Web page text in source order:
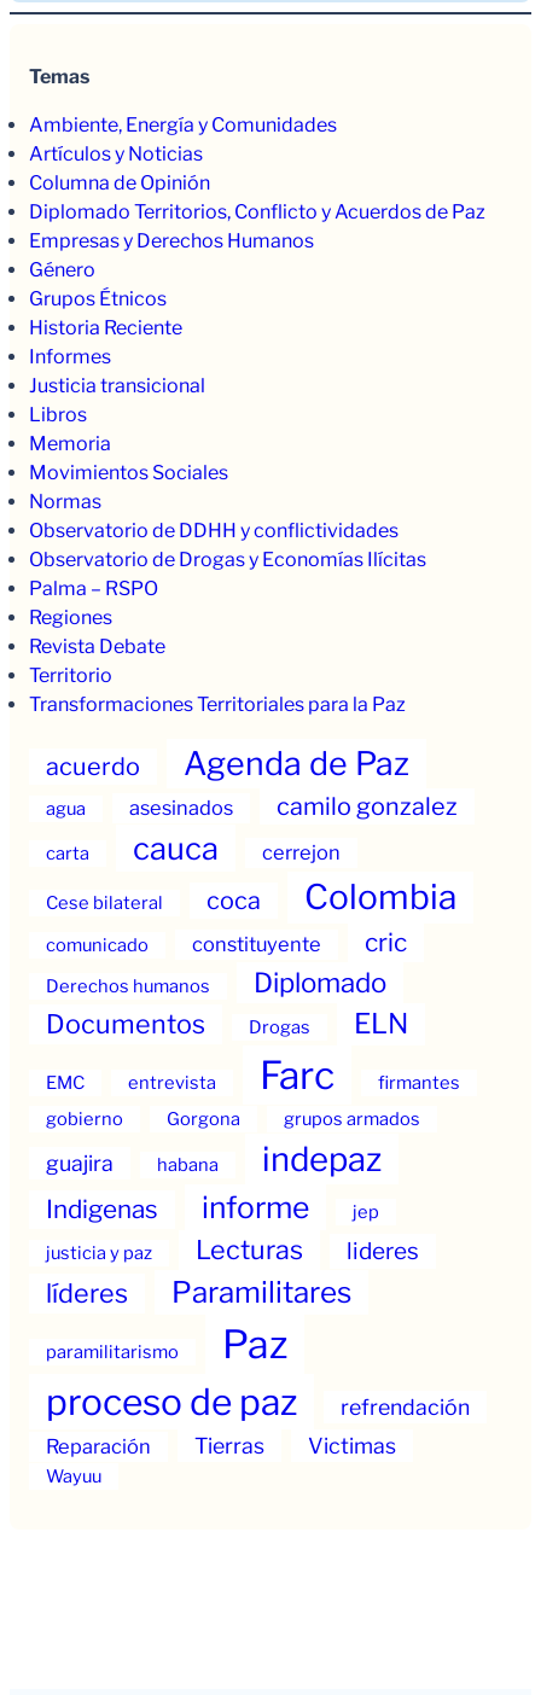
Temas
Ambiente, Energía y Comunidades
Artículos y Noticias
Columna de Opinión
Diplomado Territorios, Conflicto y Acuerdos de Paz
Empresas y Derechos Humanos
Género
Grupos Étnicos
Historia Reciente
Informes
Justicia transicional
Libros
Memoria
Movimientos Sociales
Normas
Observatorio de DDHH y conflictividades
Observatorio de Drogas y Economías Ilícitas
Palma – RSPO
Regiones
Revista Debate
Territorio
Transformaciones Territoriales para la Paz
acuerdo Agenda de Paz
agua asesinados camilo gonzalez
carta cauca cerrejon
Cese bilateral coca Colombia
comunicado constituyente cric
Derechos humanos Diplomado
Documentos Drogas ELN
EMC entrevista Farc
firmantes
gobierno
Gorgona grupos armados
guajira habana indepaz
Indigenas informe
jep
justicia y paz
Lecturas lideres
líderes Paramilitares
paramilitarismo Paz
proceso de paz refrendación
Reparación Tierras Victimas
Wayuu